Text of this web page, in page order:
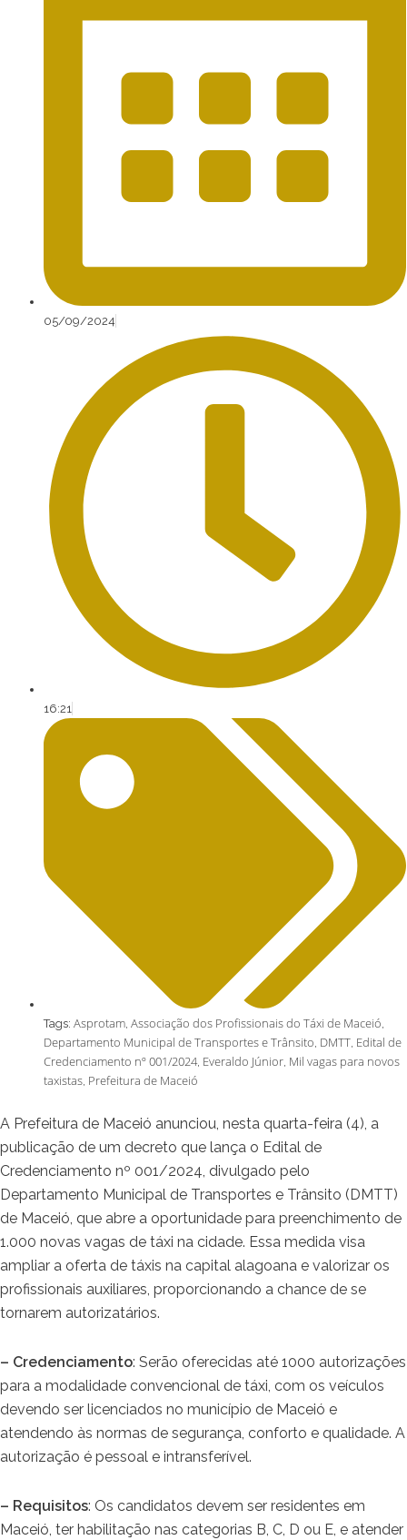
05/09/2024
16:21
Tags: Asprotam, Associação dos Profissionais do Táxi de Maceió,
Departamento Municipal de Transportes e Trânsito, DMTT, Edital de
Credenciamento nº 001/2024, Everaldo Júnior, Mil vagas para novos
taxistas, Prefeitura de Maceió
A Prefeitura de Maceió anunciou, nesta quarta-feira (4), a
publicação de um decreto que lança o Edital de
Credenciamento nº 001/2024, divulgado pelo
Departamento Municipal de Transportes e Trânsito (DMTT)
de Maceió, que abre a oportunidade para preenchimento de
1.000 novas vagas de táxi na cidade. Essa medida visa
ampliar a oferta de táxis na capital alagoana e valorizar os
profissionais auxiliares, proporcionando a chance de se
tornarem autorizatários.
– Credenciamento: Serão oferecidas até 1000 autorizações
para a modalidade convencional de táxi, com os veículos
devendo ser licenciados no município de Maceió e
atendendo às normas de segurança, conforto e qualidade. A
autorização é pessoal e intransferível.
– Requisitos: Os candidatos devem ser residentes em
Maceió, ter habilitação nas categorias B, C, D ou E, e atender